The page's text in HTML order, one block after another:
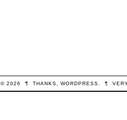
© 2026 ¶ THANKS, WORDPRESS. ¶